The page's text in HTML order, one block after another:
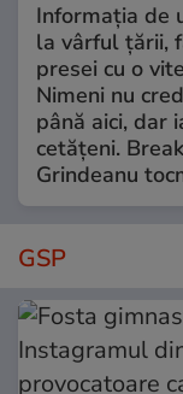
Informația de
la vârful țării,
presei cu o
Nimeni nu
până aici, dar
cetățeni.
Grindeanu
GSP